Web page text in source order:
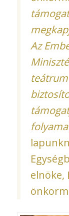
Az
elnöke,